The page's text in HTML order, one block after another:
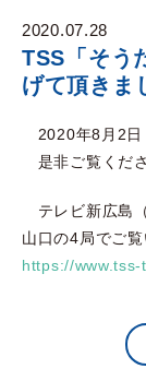
2020.07.28
TSS「そう
げて頂きま
2020年8月2日
是非ご覧くださ
テレビ新広島
山口の4局でご覧
https://